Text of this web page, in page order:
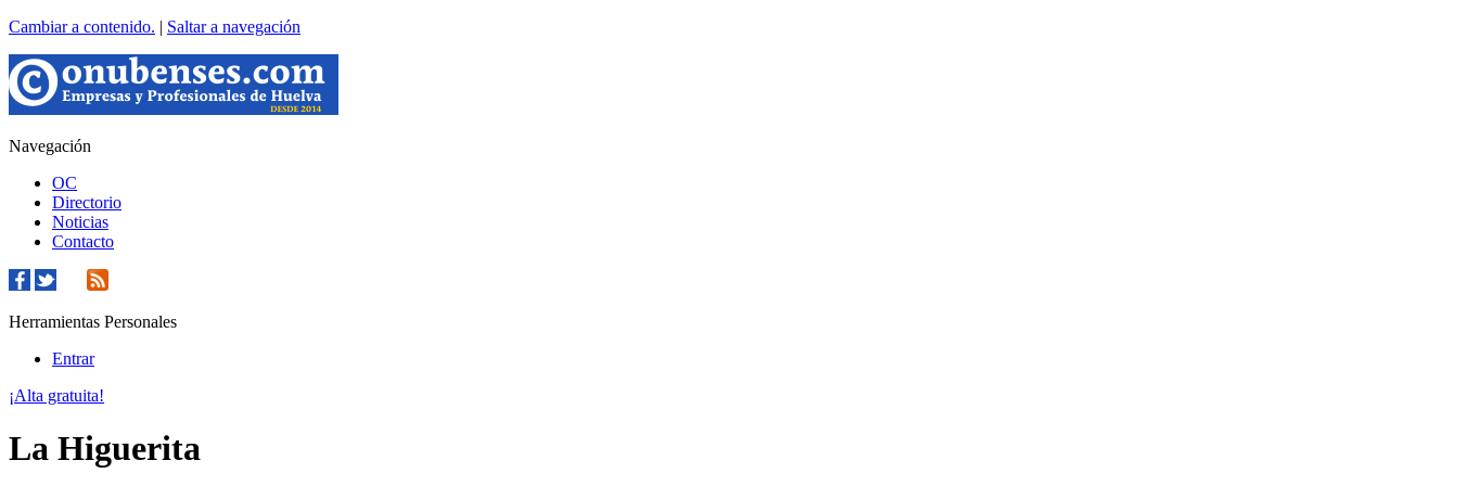
Cambiar a contenido. | Saltar a navegación
Navegación
OC
Directorio
Noticias
Contacto
Herramientas Personales
Entrar
¡Alta gratuita!
La Higuerita